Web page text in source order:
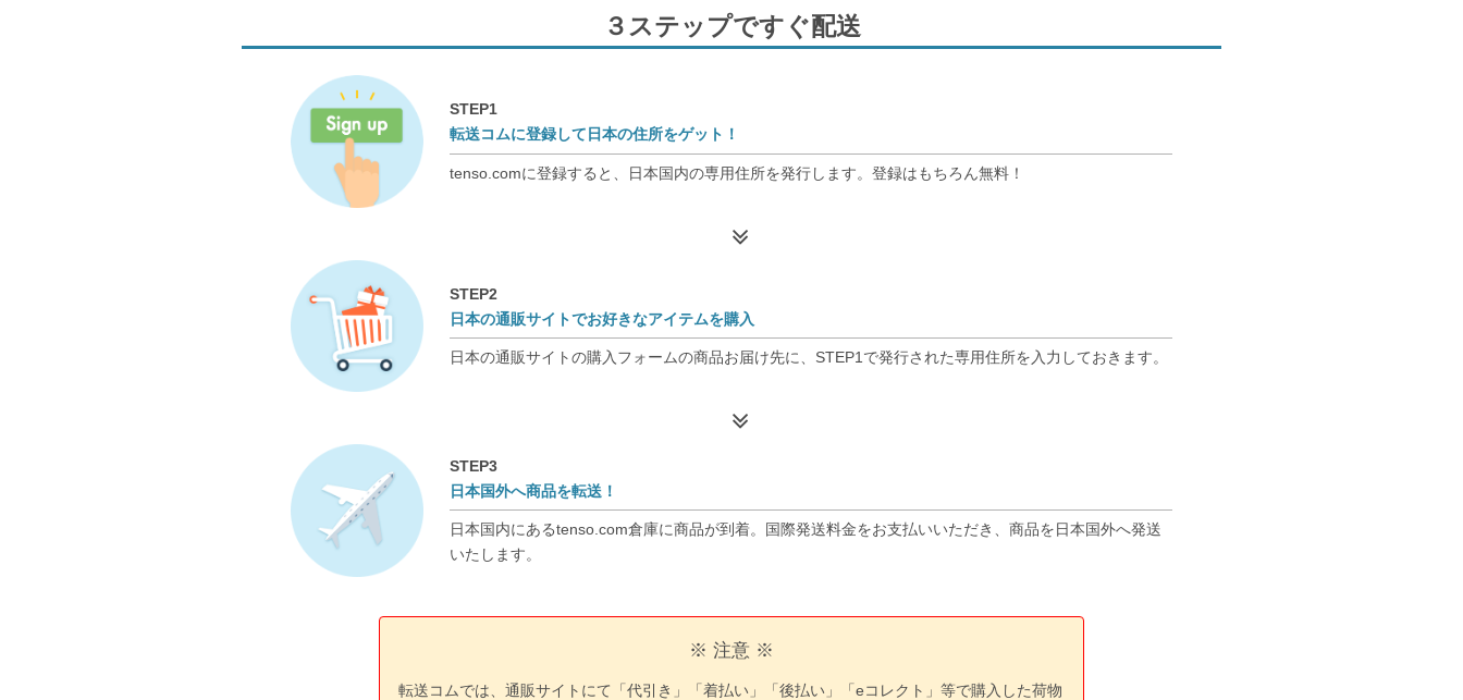
３ステップですぐ配送
STEP1
転送コムに登録して日本の住所をゲット！
tenso.comに登録すると、日本国内の専用住所を発行します。登録はもちろん無料！
STEP2
日本の通販サイトでお好きなアイテムを購入
日本の通販サイトの購入フォームの商品お届け先に、STEP1で発行された専用住所を入力しておきます。
STEP3
日本国外へ商品を転送！
日本国内にあるtenso.com倉庫に商品が到着。国際発送料金をお支払いいただき、商品を日本国外へ発送
いたします。
※ 注意 ※
転送コムでは、通販サイトにて「代引き」「着払い」「後払い」「eコレクト」等で購入した荷物